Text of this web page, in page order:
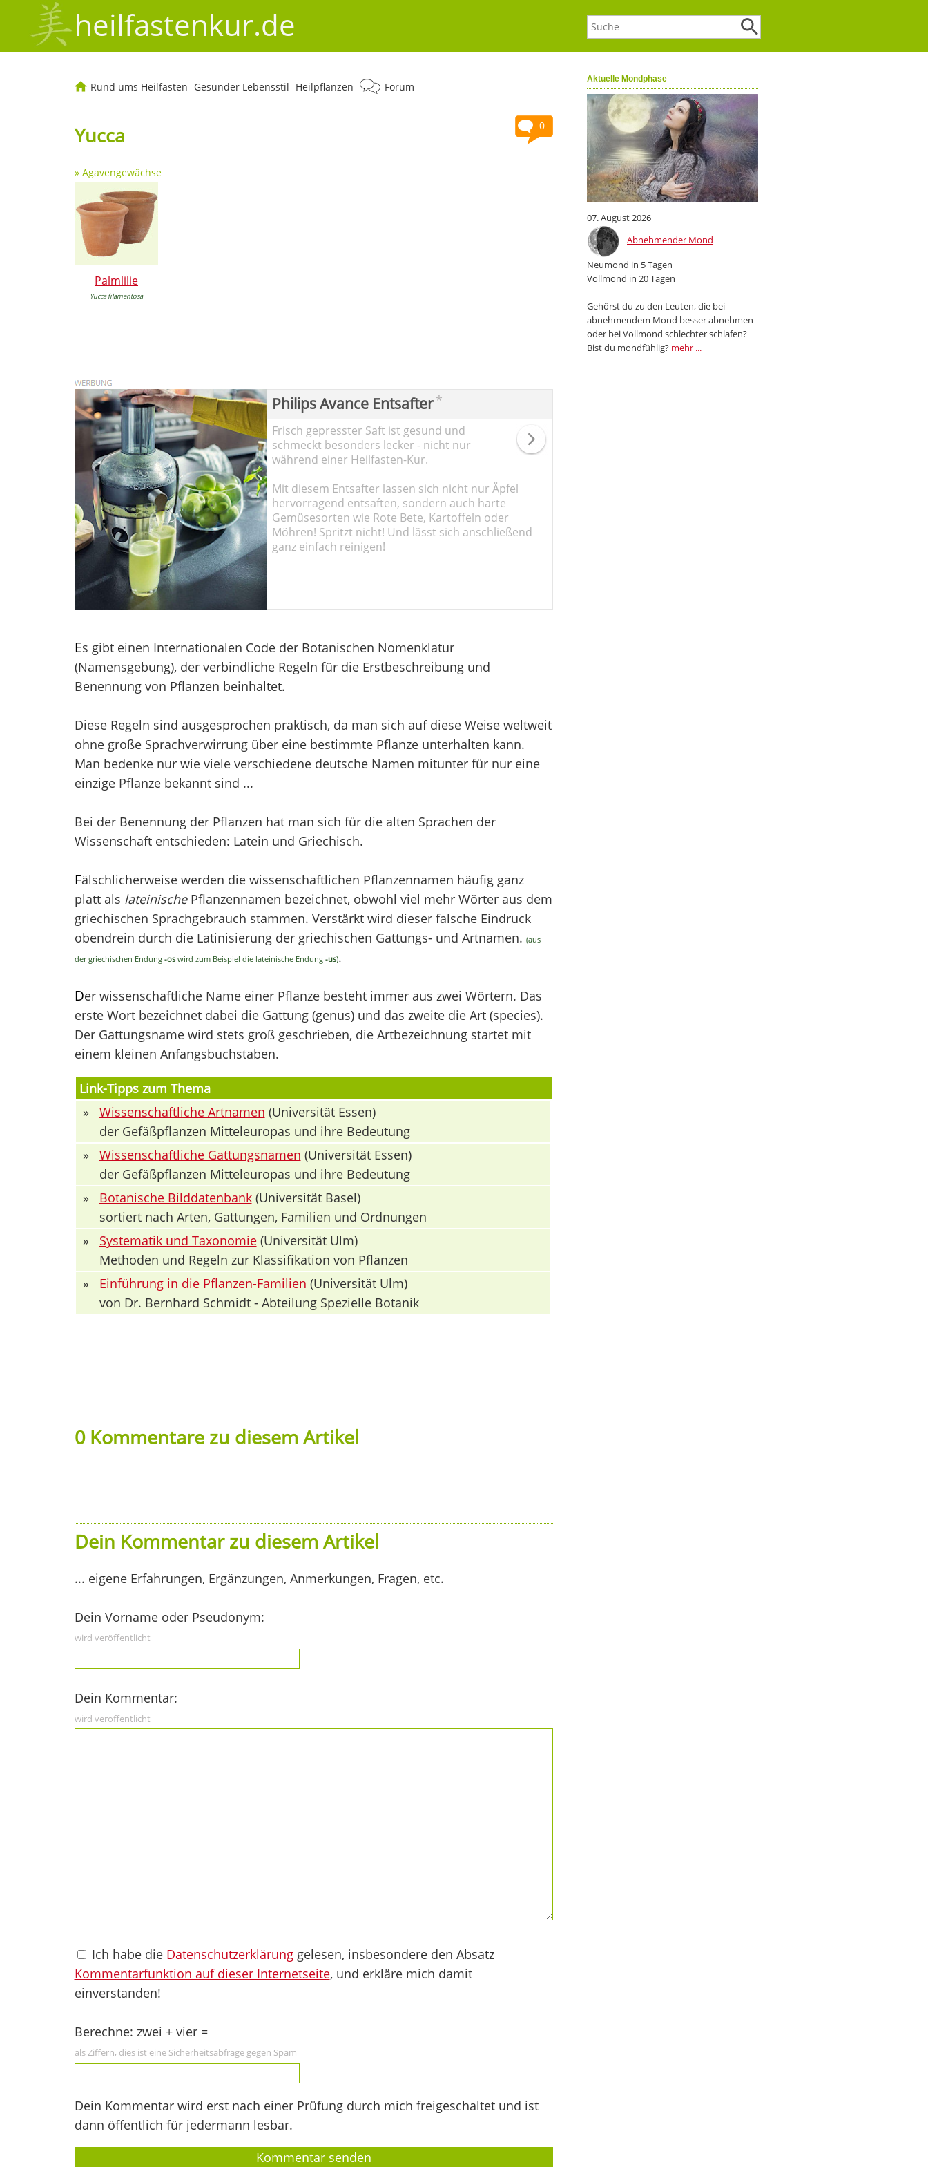
heilfastenkur.de
Aktuelle Mondphase
07. August 2026
Abnehmender Mond
Neumond in 5 Tagen
Vollmond in 20 Tagen
Gehörst du zu den Leuten, die bei
abnehmendem Mond besser abnehmen
oder bei Vollmond schlechter schlafen?
Bist du mondfühlig? mehr ...
Rund ums Heilfasten Gesunder Lebensstil Heilpflanzen Forum
0
Yucca
» Agavengewächse
Palmlilie
Yucca filamentosa
Philips Avance Entsafter*
Frisch gepresster Saft ist gesund und
schmeckt besonders lecker - nicht nur
während einer Heilfasten-Kur.
Mit diesem Entsafter lassen sich nicht nur Äpfel
hervorragend entsaften, sondern auch harte
Gemüsesorten wie Rote Bete, Kartoffeln oder
Möhren! Spritzt nicht! Und lässt sich anschließend
ganz einfach reinigen!
Es gibt einen Internationalen Code der Botanischen Nomenklatur
(Namensgebung), der verbindliche Regeln für die Erstbeschreibung und
Benennung von Pflanzen beinhaltet.
Diese Regeln sind ausgesprochen praktisch, da man sich auf diese Weise weltweit
ohne große Sprachverwirrung über eine bestimmte Pflanze unterhalten kann.
Man bedenke nur wie viele verschiedene deutsche Namen mitunter für nur eine
einzige Pflanze bekannt sind ...
Bei der Benennung der Pflanzen hat man sich für die alten Sprachen der
Wissenschaft entschieden: Latein und Griechisch.
Fälschlicherweise werden die wissenschaftlichen Pflanzennamen häufig ganz
platt als lateinischePflanzennamen bezeichnet, obwohl viel mehr Wörter aus dem
griechischen Sprachgebrauch stammen. Verstärkt wird dieser falsche Eindruck
obendrein durch die Latinisierung der griechischen Gattungs- und Artnamen. (aus
der griechischen Endung -oswird zum Beispiel die lateinische Endung -us).
Der wissenschaftliche Name einer Pflanze besteht immer aus zwei Wörtern. Das
erste Wort bezeichnet dabei die Gattung (genus) und das zweite die Art (species).
Der Gattungsname wird stets groß geschrieben, die Artbezeichnung startet mit
einem kleinen Anfangsbuchstaben.
Link-Tipps zum Thema
»
Wissenschaftliche Artnamen (Universität Essen)
der Gefäßpflanzen Mitteleuropas und ihre Bedeutung
»
Wissenschaftliche Gattungsnamen (Universität Essen)
der Gefäßpflanzen Mitteleuropas und ihre Bedeutung
»
Botanische Bilddatenbank(Universität Basel)
sortiert nach Arten, Gattungen, Familien und Ordnungen
»
Systematik und Taxonomie(Universität Ulm)
Methoden und Regeln zur Klassifikation von Pflanzen
»
Einführung in die Pflanzen-Familien (Universität Ulm)
von Dr. Bernhard Schmidt - Abteilung Spezielle Botanik
0 Kommentare zu diesem Artikel
Dein Kommentar zu diesem Artikel
... eigene Erfahrungen, Ergänzungen, Anmerkungen, Fragen, etc.
Dein Vorname oder Pseudonym:
wird veröffentlicht
Dein Kommentar:
wird veröffentlicht
Ich habe die Datenschutzerklärunggelesen, insbesondere den Absatz
Kommentarfunktion auf dieser Internetseite, und erkläre mich damit
einverstanden!
Berechne: zwei + vier =
als Ziffern, dies ist eine Sicherheitsabfrage gegen Spam
Dein Kommentar wird erst nach einer Prüfung durch mich freigeschaltet und ist
dann öffentlich für jedermann lesbar.